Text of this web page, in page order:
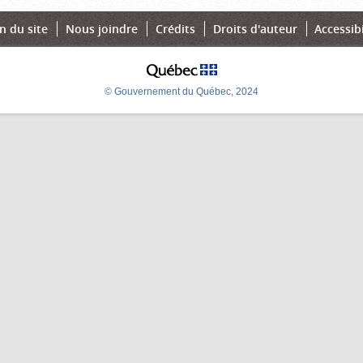
du site Nous joindre Crédits Droits d'auteur
© Gouvernement du Québec, 2024